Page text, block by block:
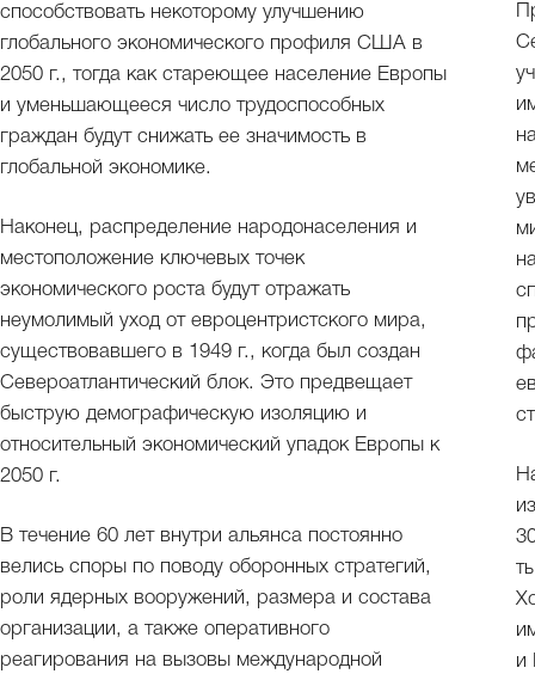
способствовать некоторому улучшению
глобального экономического профиля США в
2050 г., тогда как стареющее население Европы
и уменьшающееся число трудоспособных
граждан будут снижать ее значимость в
глобальной экономике.
Наконец, распределение народонаселения и
местоположение ключевых точек
экономического роста будут отражать
неумолимый уход от евроцентристского мира,
существовавшего в 1949 г., когда был создан
Североатлантический блок. Это предвещает
быструю демографическую изоляцию и
относительный экономический упадок Европы к
2050 г.
В течение 60 лет внутри альянса постоянно
велись споры по поводу оборонных стратегий,
роли ядерных вооружений, размера и состава
организации, а также оперативного
реагирования на вызовы международной
и